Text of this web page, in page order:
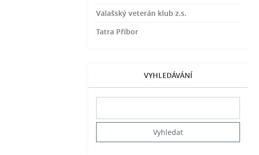
Valašský veterán klub z.s.
Tatra Příbor
VYHLEDÁVÁNÍ